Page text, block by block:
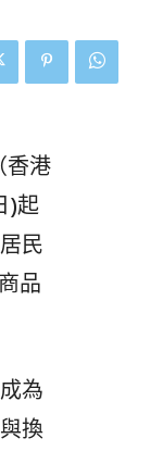
香港
)起
民
品
為
換